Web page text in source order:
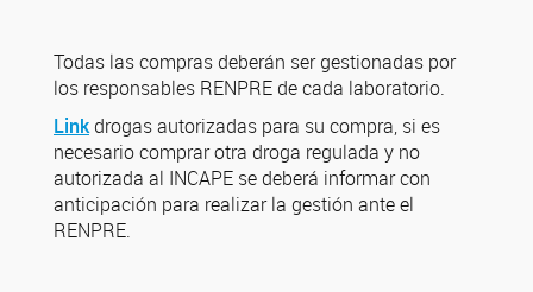
Todas las compras deberán ser gestionadas por
los responsables RENPRE de cada laboratorio.
Linkdrogas autorizadas para su compra, si es
necesario comprar otra droga regulada y no
autorizada al INCAPE se deberá informar con
anticipación para realizar la gestión ante el
RENPRE.